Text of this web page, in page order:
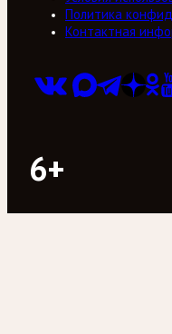
Политика
Контактная
6+